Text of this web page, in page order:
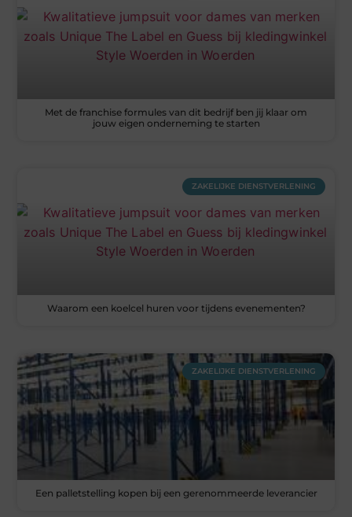
Met de franchise formules van dit bedrijf ben jij klaar om
jouw eigen onderneming te starten
ZAKELIJKE DIENSTVERLENING
Waarom een koelcel huren voor tijdens evenementen?
ZAKELIJKE DIENSTVERLENING
Een palletstelling kopen bij een gerenommeerde leverancier